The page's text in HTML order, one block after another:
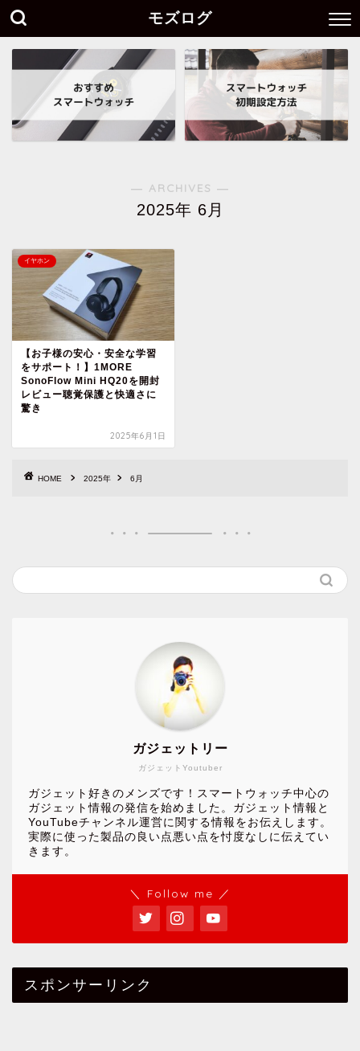
モズログ
― ARCHIVES ―
2025年 6月
イヤホン
【お子様の安心・安全な学習
をサポート！】1MORE
SonoFlow Mini HQ20を開封
レビュー聴覚保護と快適さに
驚き
2025年6月1日
HOME 2025年 6月
ガジェットYoutuber
ガジェットリー
ガジェット好きのメンズです！スマートウォッチ中心の
ガジェット情報の発信を始めました。ガジェット情報と
YouTubeチャンネル運営に関する情報をお伝えします。
実際に使った製品の良い点悪い点を忖度なしに伝えてい
きます。
＼ Follow me ／
スポンサーリンク